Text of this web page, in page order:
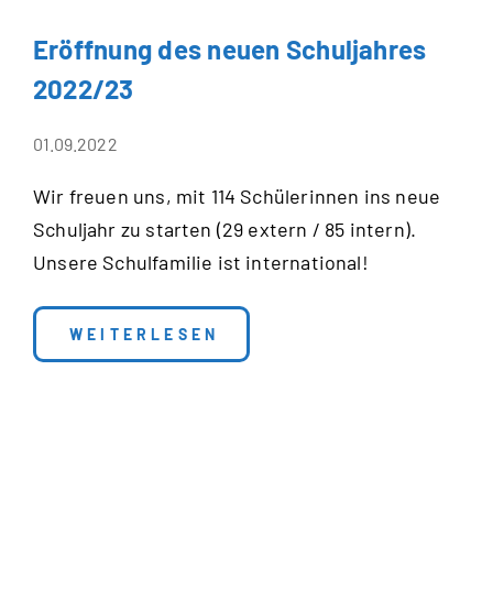
Eröffnung des neuen Schuljahres
2022/23
01.09.2022
Wir freuen uns, mit 114 Schülerinnen ins neue
Schuljahr zu starten (29 extern / 85 intern).
Unsere Schulfamilie ist international!
WEITERLESEN
: ERÖFFNUNG DES NEUEN